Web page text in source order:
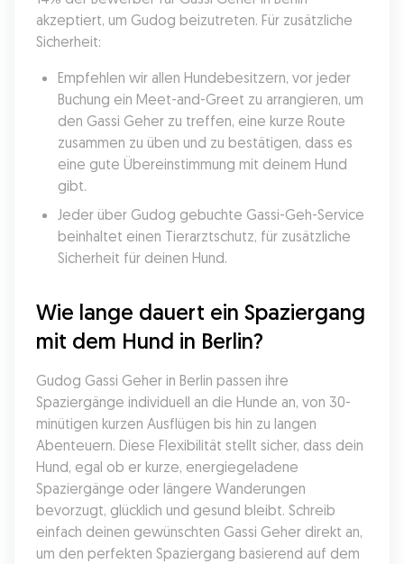
akzeptiert, um Gudog beizutreten. Für zusätzliche
Sicherheit:
Empfehlen wir allen Hundebesitzern, vor jeder
Buchung ein Meet-and-Greet zu arrangieren, um
den Gassi Geher zu treffen, eine kurze Route
zusammen zu üben und zu bestätigen, dass es
eine gute Übereinstimmung mit deinem Hund
gibt.
Jeder über Gudog gebuchte Gassi-Geh-Service
beinhaltet einen Tierarztschutz, für zusätzliche
Sicherheit für deinen Hund.
Wie lange dauert ein Spaziergang
mit dem Hund in Berlin?
Gudog Gassi Geher in Berlin passen ihre
Spaziergänge individuell an die Hunde an, von 30-
minütigen kurzen Ausflügen bis hin zu langen
Abenteuern. Diese Flexibilität stellt sicher, dass dein
Hund, egal ob er kurze, energiegeladene
Spaziergänge oder längere Wanderungen
bevorzugt, glücklich und gesund bleibt. Schreib
einfach deinen gewünschten Gassi Geher direkt an,
um den perfekten Spaziergang basierend auf dem